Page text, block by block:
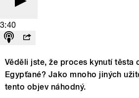
3:40
Věděli jste, že proces kynutí těsta
Egypťané? Jako mnoho jiných
tento objev náhodný.